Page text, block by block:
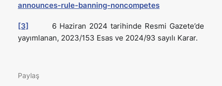
announces-rule-banning-noncompetes
[3] 6 Haziran 2024 tarihinde Resmi Gazete’de
yayımlanan, 2023/153 Esas ve 2024/93 sayılı Karar.
Paylaş